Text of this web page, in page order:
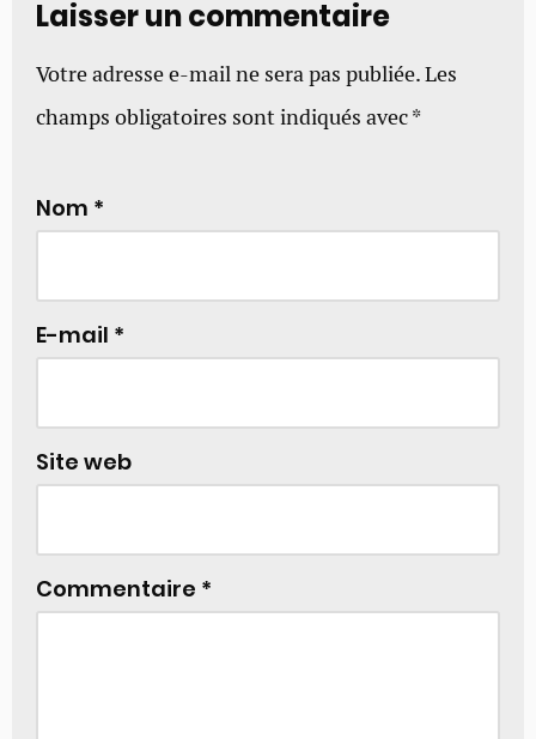
Laisser un commentaire
Votre adresse e-mail ne sera pas publiée.Les
champs obligatoires sont indiqués avec*
Nom *
E-mail *
Site web
Commentaire *